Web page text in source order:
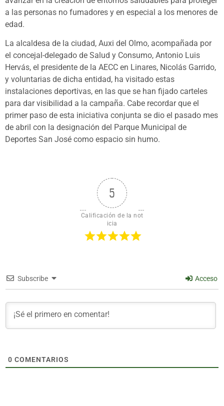
a las personas no fumadores y en especial a los menores de
edad.
La alcaldesa de la ciudad, Auxi del Olmo, acompañada por
el concejal-delegado de Salud y Consumo, Antonio Luis
Hervás, el presidente de la AECC en Linares, Nicolás Garrido,
y voluntarias de dicha entidad, ha visitado estas
instalaciones deportivas, en las que se han fijado carteles
para dar visibilidad a la campaña. Cabe recordar que el
primer paso de esta iniciativa conjunta se dio el pasado mes
de abril con la designación del Parque Municipal de
Deportes San José como espacio sin humo.
5
Calificación de la not
icia
Subscribe Acceso
0 COMENTARIOS